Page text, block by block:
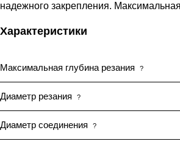
надежного закрепления.
Характеристики
Максимальная глубина резания ?
Диаметр резания ?
Диаметр соединения ?